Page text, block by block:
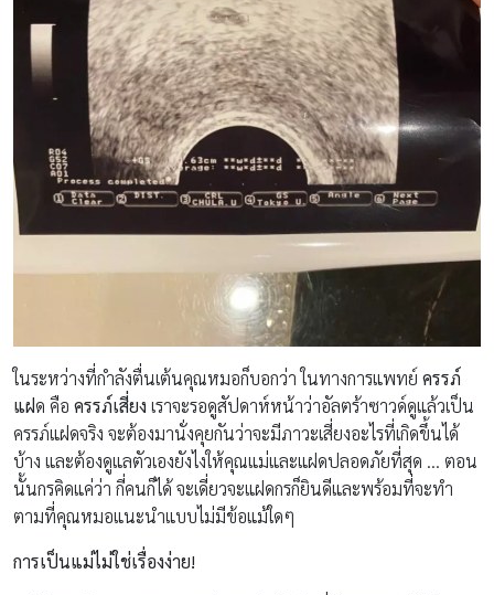
ในระหว่างที่กำลังตื่นเต้นคุณหมอก็บอกว่า ในทางการแพทย์ ครรภ์
แฝด คือ ครรภ์เสี่ยง เราจะรอดูสัปดาห์หน้าว่าอัลตร้าซาวด์ดูแล้วเป็น
ครรภ์แฝดจริง จะต้องมานั่งคุยกันว่าจะมีภาวะเสี่ยงอะไรที่เกิดขึ้นได้
บ้าง และต้องดูแลตัวเองยังไงให้คุณแม่และแฝดปลอดภัยที่สุด … ตอน
นั้นกรคิดแค่ว่า กี่คนก็ได้ จะเดี่ยวจะแฝดกรก็ยินดีและพร้อมที่จะทำ
ตามที่คุณหมอแนะนำแบบไม่มีข้อแม้ใดๆ
การเป็นแม่ไม่ใช่เรื่องง่าย!